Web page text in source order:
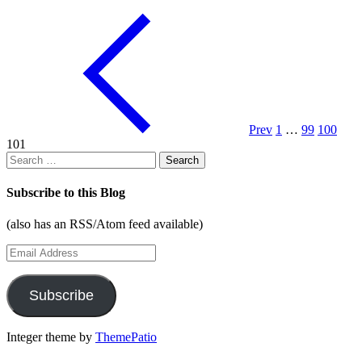
Prev 1 … 99 100
101
Search
for:
Subscribe to this Blog
(also has an RSS/Atom feed available)
Email
Address
Subscribe
Integer theme by ThemePatio